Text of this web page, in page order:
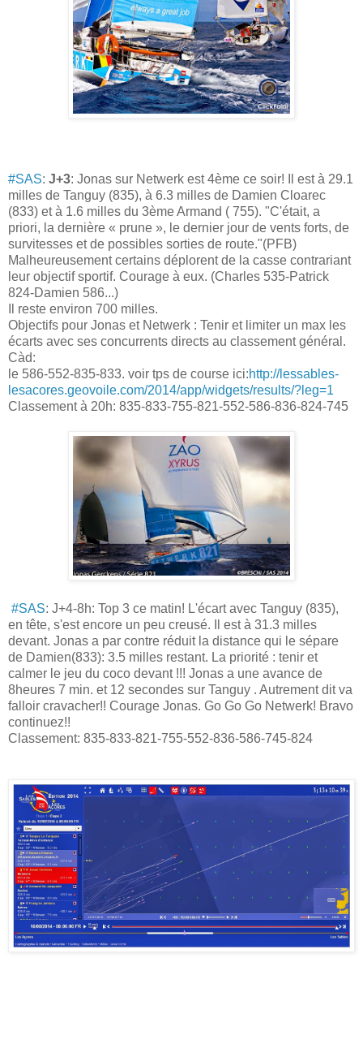
#SAS: J+3: Jonas sur Netwerk est 4ème ce soir! Il est à 29.1
milles de Tanguy (835), à 6.3 milles de Damien Cloarec
(833) et à 1.6 milles du 3ème Armand ( 755). "C'était, a
priori, la dernière « prune », le dernier jour de vents forts, de
survitesses et de possibles sorties de route."(PFB)
Malheureusement certains déplorent de la casse contrariant
leur objectif sportif. Courage à eux. (Charles 535-Patrick
824-Damien 586...)
Il reste environ 700 milles.
Objectifs pour Jonas et Netwerk : Tenir et limiter un max les
écarts avec ses concurrents directs au classement général.
Càd:
le 586-552-835-833. voir tps de course ici:http://lessables-
lesacores.geovoile.com/2014/app/widgets/results/?leg=1
Classement à 20h: 835-833-755-821-552-586-836-824-745
#SAS: J+4-8h: Top 3 ce matin! L'écart avec Tanguy (835),
en tête, s'est encore un peu creusé. Il est à 31.3 milles
devant. Jonas a par contre réduit la distance qui le sépare
de Damien(833): 3.5 milles restant. La priorité : tenir et
calmer le jeu du coco devant !!! Jonas a une avance de
8heures 7 min. et 12 secondes sur Tanguy . Autrement dit va
falloir cravacher!! Courage Jonas. Go Go Go Netwerk! Bravo
continuez!!
Classement: 835-833-821-755-552-836-586-745-824